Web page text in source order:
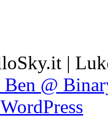
|
Ben @